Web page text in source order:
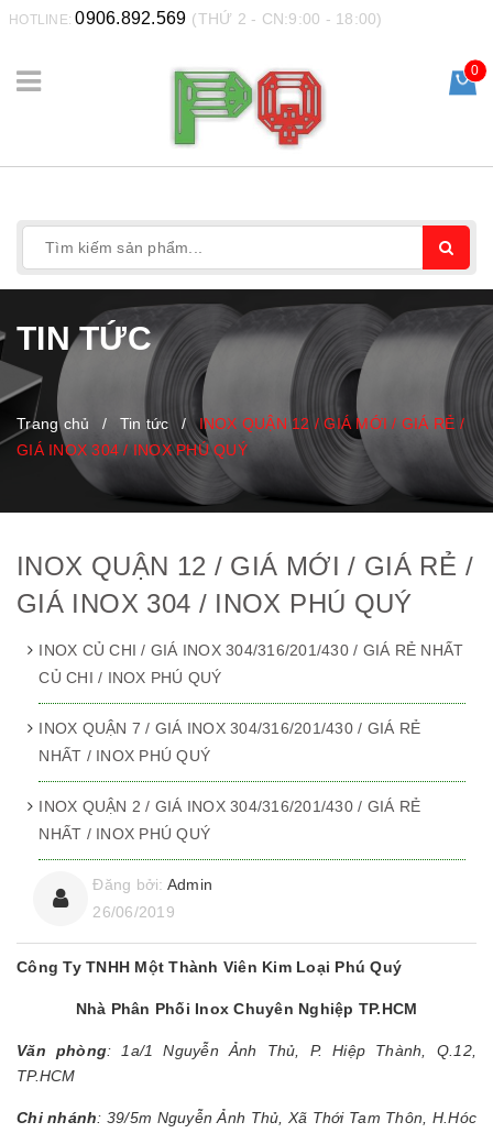
HOTLINE:0906.892.569 (THỨ 2 - CN:9:00 - 18:00)
0
TIN TỨC
Trang chủ / Tin tức /
INOX QUẬN 12 / GIÁ MỚI / GIÁ RẺ /
GIÁ INOX 304 / INOX PHÚ QUÝ
INOX QUẬN 12 / GIÁ MỚI / GIÁ RẺ /
GIÁ INOX 304 / INOX PHÚ QUÝ
INOX CỦ CHI / GIÁ INOX 304/316/201/430 / GIÁ RẺ NHẤT
CỦ CHI / INOX PHÚ QUÝ
INOX QUẬN 7 / GIÁ INOX 304/316/201/430 / GIÁ RẺ
NHẤT / INOX PHÚ QUÝ
INOX QUẬN 2 / GIÁ INOX 304/316/201/430 / GIÁ RẺ
NHẤT / INOX PHÚ QUÝ
Đăng bởi: Admin
26/06/2019
Công Ty TNHH Một Thành Viên Kim Loại Phú Quý
Nhà Phân Phối Inox Chuyên Nghiệp TP.HCM
Văn phòng: 1a/1 Nguyễn Ảnh Thủ, P. Hiệp Thành, Q.12,
TP.HCM
Chi nhánh: 39/5m Nguyễn Ảnh Thủ, Xã Thới Tam Thôn, H.Hóc